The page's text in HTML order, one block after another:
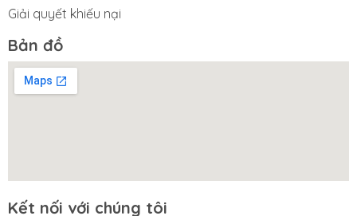
Giải quyết khiếu nại
Bản đồ
Kết nối với chúng tôi